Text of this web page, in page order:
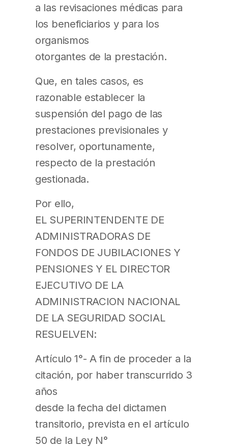
a las revisaciones médicas para
los beneficiarios y para los
organismos
otorgantes de la prestación.
Que, en tales casos, es
razonable establecer la
suspensión del pago de las
prestaciones previsionales y
resolver, oportunamente,
respecto de la prestación
gestionada.
Por ello,
EL SUPERINTENDENTE DE
ADMINISTRADORAS DE
FONDOS DE JUBILACIONES Y
PENSIONES Y EL DIRECTOR
EJECUTIVO DE LA
ADMINISTRACION NACIONAL
DE LA SEGURIDAD SOCIAL
RESUELVEN:
Artículo 1°- A fin de proceder a la
citación, por haber transcurrido 3
años
desde la fecha del dictamen
transitorio, prevista en el artículo
50 de la Ley N°